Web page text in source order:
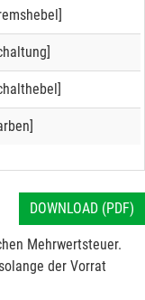
DOWNLOAD (PDF)
Mehrwertsteuer.
der Vorrat